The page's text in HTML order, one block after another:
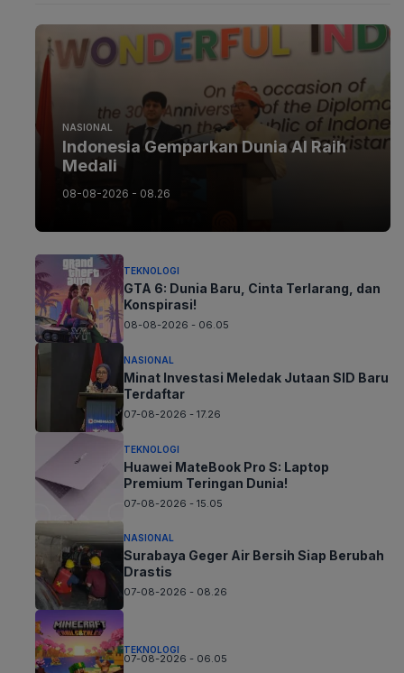
NASIONAL
Indonesia Gemparkan Dunia AI Raih
Medali
08-08-2026 - 08.26
TEKNOLOGI
GTA 6: Dunia Baru, Cinta Terlarang, dan
Konspirasi!
08-08-2026 - 06.05
NASIONAL
Minat Investasi Meledak Jutaan SID Baru
Terdaftar
07-08-2026 - 17.26
TEKNOLOGI
Huawei MateBook Pro S: Laptop
Premium Teringan Dunia!
07-08-2026 - 15.05
NASIONAL
Surabaya Geger Air Bersih Siap Berubah
Drastis
07-08-2026 - 08.26
TEKNOLOGI
07-08-2026 - 06.05